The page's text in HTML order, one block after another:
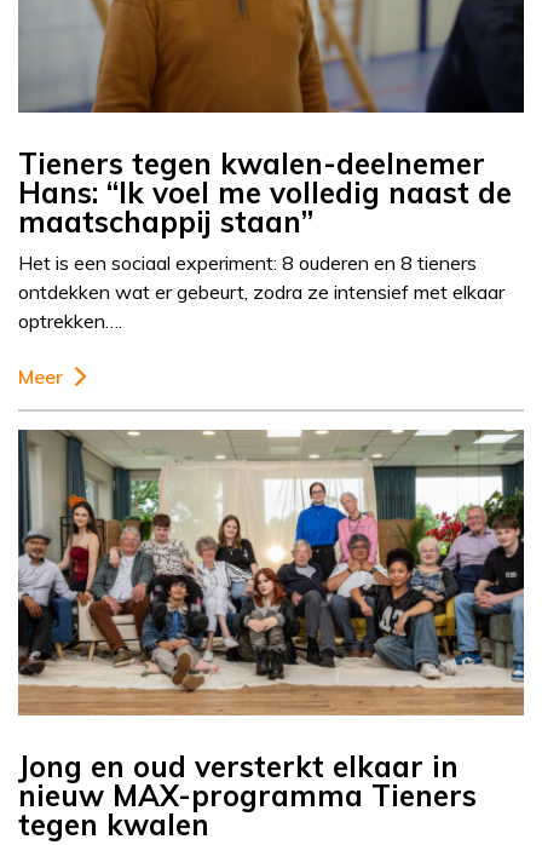
Tieners tegen kwalen-deelnemer
Hans: “Ik voel me volledig naast de
maatschappij staan”
Het is een sociaal experiment: 8 ouderen en 8 tieners
ontdekken wat er gebeurt, zodra ze intensief met elkaar
optrekken….
Meer
Jong en oud versterkt elkaar in
nieuw MAX-programma Tieners
tegen kwalen